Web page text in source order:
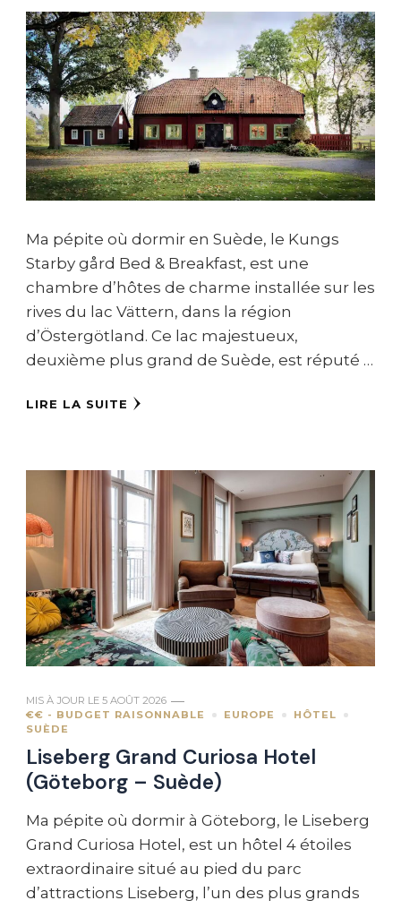
Ma pépite où dormir en Suède, le Kungs
Starby gård Bed & Breakfast, est une
chambre d’hôtes de charme installée sur les
rives du lac Vättern, dans la région
d’Östergötland. Ce lac majestueux,
deuxième plus grand de Suède, est réputé …
LIRE LA SUITE
MIS À JOUR LE 5 AOÛT 2026
€€ - BUDGET RAISONNABLE
EUROPE
HÔTEL
SUÈDE
Liseberg Grand Curiosa Hotel
(Göteborg – Suède)
Ma pépite où dormir à Göteborg, le Liseberg
Grand Curiosa Hotel, est un hôtel 4 étoiles
extraordinaire situé au pied du parc
d’attractions Liseberg, l’un des plus grands